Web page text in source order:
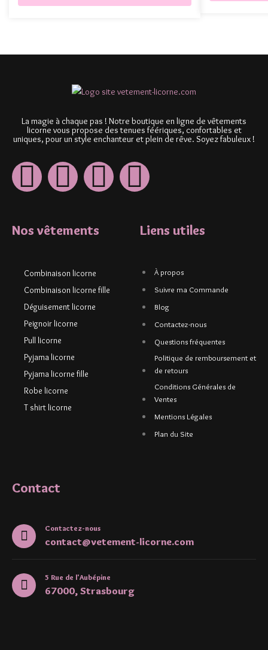
La magie à chaque pas ! Notre boutique en ligne de vêtements
licorne vous propose des tenues féériques, confortables et
uniques, pour un style enchanteur et plein de rêve. Soyez fabuleux !
Nos vêtements
Combinaison licorne
Combinaison licorne fille
Déguisement licorne
Peignoir licorne
Pull licorne
Pyjama licorne
Pyjama licorne fille
Robe licorne
T shirt licorne
Liens utiles
À propos
Suivre ma Commande
Blog
Contactez-nous
Questions fréquentes
Politique de remboursement et
de retours
Conditions Générales de
Ventes
Mentions Légales
Plan du Site
Contact
Contactez-nous
contact@vetement-licorne.com
5 Rue de l'Aubépine
67000, Strasbourg